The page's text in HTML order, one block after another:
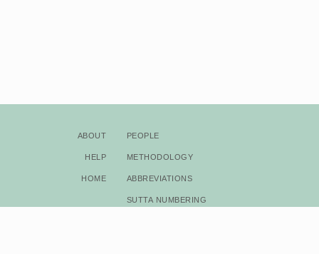
About
Help
Home
People
Methodology
Abbreviations
Sutta Numbering